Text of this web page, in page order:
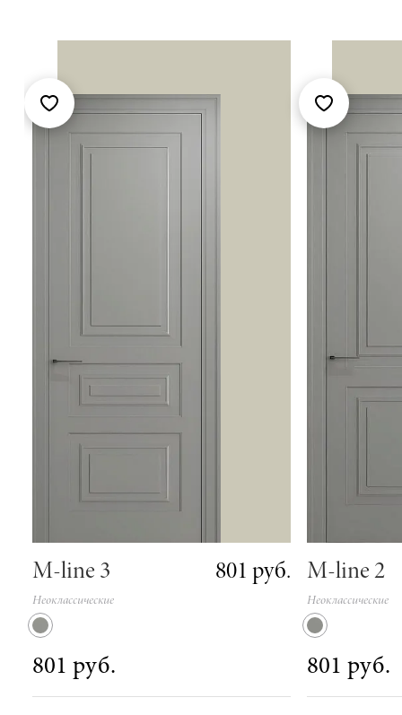
M-line 3 801 руб.
Неоклассические
801 руб.
M-line 2
Неоклассические
801 руб.